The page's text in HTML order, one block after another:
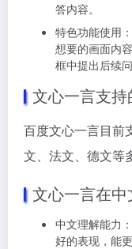
答内容。
特色功能使用
想要的画面内
框中提出后续
文心一言支
百度文心一言目前
文、法文、德文等
文心一言在
中文理解能力
好的表现，能